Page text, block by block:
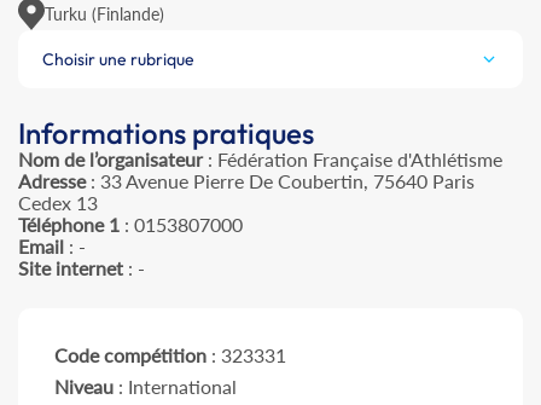
Turku (Finlande)
Choisir une rubrique
Informations pratiques
Nom de l’organisateur: Fédération Française d'Athlétisme
Adresse: 33 Avenue Pierre De Coubertin, 75640 Paris
Cedex 13
Téléphone 1 : 0153807000
Email : -
Site internet : -
Code compétition : 323331
Niveau : International